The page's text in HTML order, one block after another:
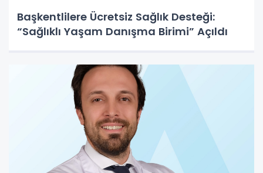
Başkentlilere Ücretsiz Sağlık Desteği:
“Sağlıklı Yaşam Danışma Birimi” Açıldı